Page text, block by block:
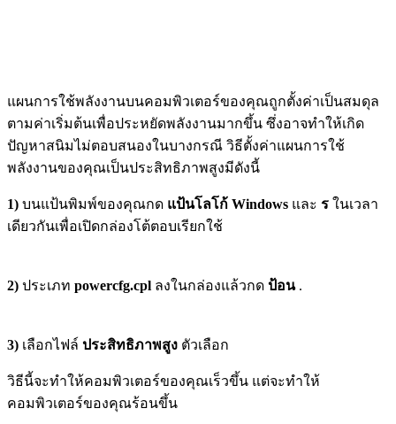
แผนการใช้พลังงานบนคอมพิวเตอร์ของคุณถูกตั้งค่าเป็นสมดุล
ตามค่าเริ่มต้นเพื่อประหยัดพลังงานมากขึ้น ซึ่งอาจทำให้เกิด
ปัญหาสนิมไม่ตอบสนองในบางกรณี วิธีตั้งค่าแผนการใช้
พลังงานของคุณเป็นประสิทธิภาพสูงมีดังนี้
1) บนแป้นพิมพ์ของคุณกด แป้นโลโก้ Windows และ ร ในเวลา
เดียวกันเพื่อเปิดกล่องโต้ตอบเรียกใช้
2) ประเภท powercfg.cpl ลงในกล่องแล้วกด ป้อน.
3) เลือกไฟล์ ประสิทธิภาพสูง ตัวเลือก
วิธีนี้จะทำให้คอมพิวเตอร์ของคุณเร็วขึ้น แต่จะทำให้
คอมพิวเตอร์ของคุณร้อนขึ้น